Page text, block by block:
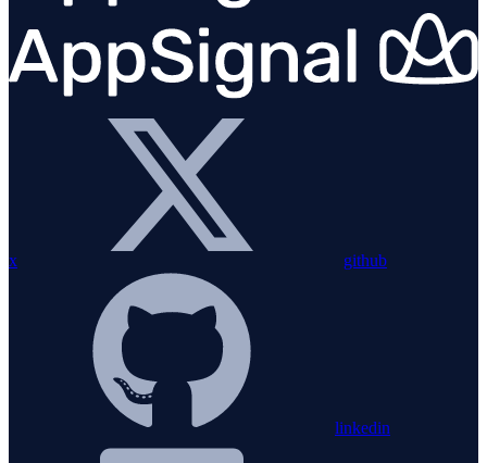
x github
linkedin